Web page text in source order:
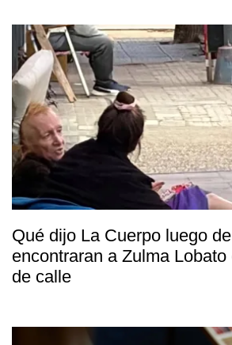
Qué dijo La Cuerpo luego
encontraran a Zulma
de calle